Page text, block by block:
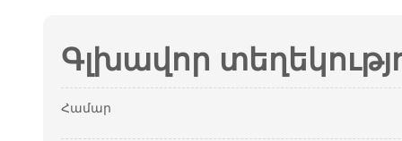
Գլխավոր
Համար